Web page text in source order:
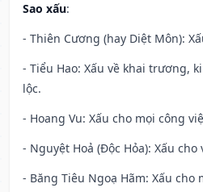
Sao xấu:
- Thiên Cương (hay Diệt Môn):
- Tiểu Hao: Xấu về khai trương,
lộc.
- Hoang Vu: Xấu cho mọi công
- Nguyệt Hoả (Độc Hỏa): Xấu
- Băng Tiêu Ngoạ Hãm: Xấu cho